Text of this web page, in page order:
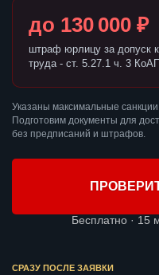
до 130 000 ₽
штраф юрлицу за допуск
труда - ст. 5.27.1 ч. 3
Указаны максимальные
Подготовим документы для
без предписаний и штрафов.
Бесплатно · 15
СРАЗУ ПОСЛЕ ЗАЯВКИ